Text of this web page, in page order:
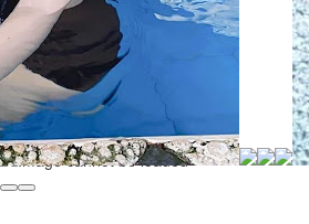
Image cannot be loaded